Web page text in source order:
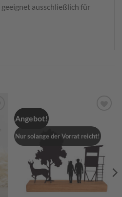
ausschließlich für
Angebot!
Nur solange der Vorrat reicht!
hinzufügen